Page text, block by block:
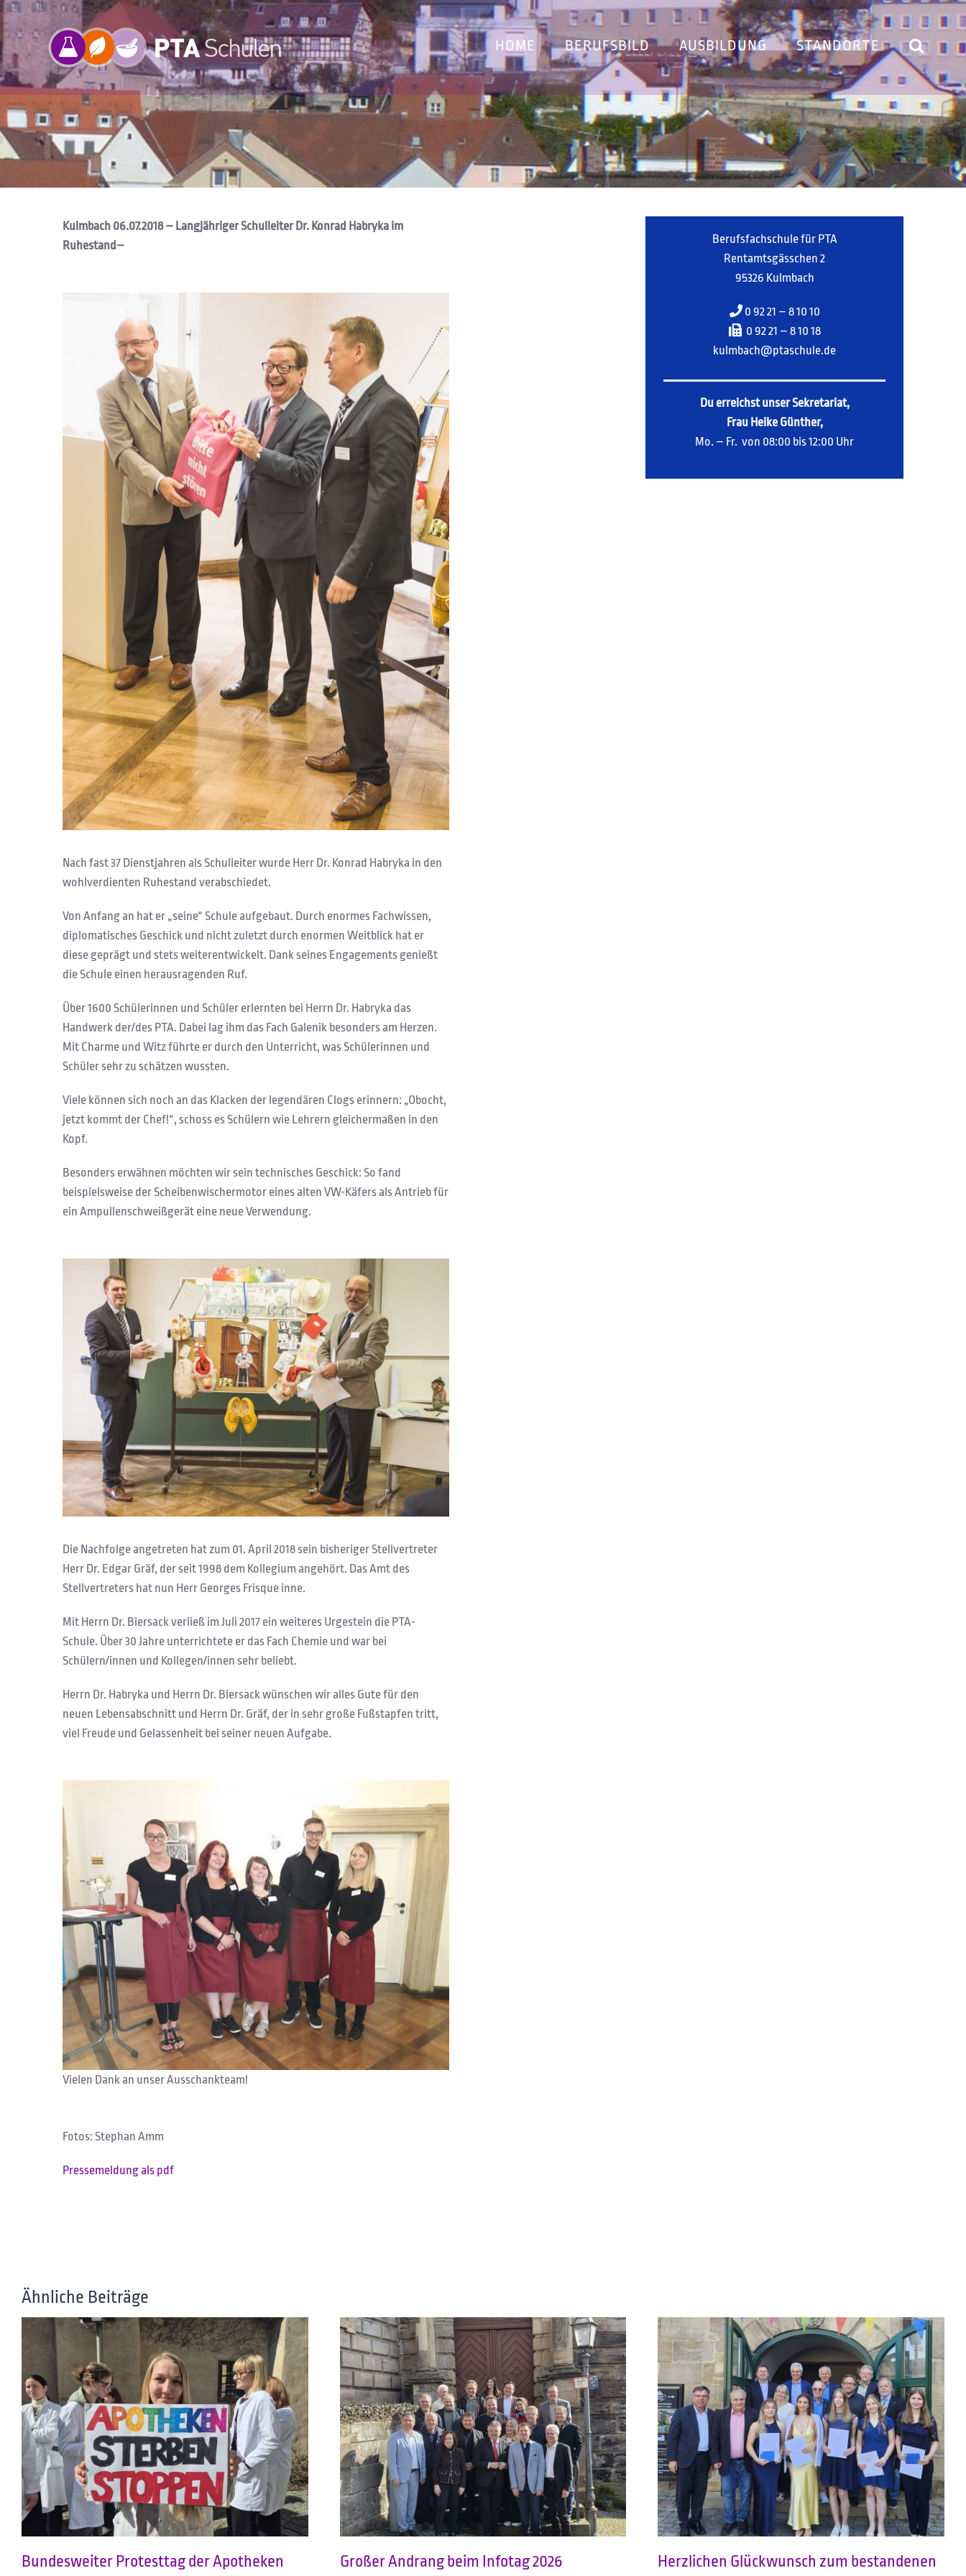
Zum
Inhalt
springen
HOME BERUFSBILD AUSBILDUNG STANDORTE
Kulmbach 06.07.2018 – Langjähriger Schulleiter Dr. Konrad Habryka im
Ruhestand–
Nach fast 37 Dienstjahren als Schulleiter wurde Herr Dr. Konrad Habryka in den
wohlverdienten Ruhestand verabschiedet.
Von Anfang an hat er „seine“ Schule aufgebaut. Durch enormes Fachwissen,
diplomatisches Geschick und nicht zuletzt durch enormen Weitblick hat er
diese geprägt und stets weiterentwickelt. Dank seines Engagements genießt
die Schule einen herausragenden Ruf.
Über 1600 Schülerinnen und Schüler erlernten bei Herrn Dr. Habryka das
Handwerk der/des PTA. Dabei lag ihm das Fach Galenik besonders am Herzen.
Mit Charme und Witz führte er durch den Unterricht, was Schülerinnen und
Schüler sehr zu schätzen wussten.
Viele können sich noch an das Klacken der legendären Clogs erinnern: „Obocht,
jetzt kommt der Chef!“, schoss es Schülern wie Lehrern gleichermaßen in den
Kopf.
Besonders erwähnen möchten wir sein technisches Geschick: So fand
beispielsweise der Scheibenwischermotor eines alten VW-Käfers als Antrieb für
ein Ampullenschweißgerät eine neue Verwendung.
Die Nachfolge angetreten hat zum 01. April 2018 sein bisheriger Stellvertreter
Herr Dr. Edgar Gräf, der seit 1998 dem Kollegium angehört. Das Amt des
Stellvertreters hat nun Herr Georges Frisque inne.
Mit Herrn Dr. Biersack verließ im Juli 2017 ein weiteres Urgestein die PTA-
Schule. Über 30 Jahre unterrichtete er das Fach Chemie und war bei
Schülern/innen und Kollegen/innen sehr beliebt.
Herrn Dr. Habryka und Herrn Dr. Biersack wünschen wir alles Gute für den
neuen Lebensabschnitt und Herrn Dr. Gräf, der in sehr große Fußstapfen tritt,
viel Freude und Gelassenheit bei seiner neuen Aufgabe.
Vielen Dank an unser Ausschankteam!
Fotos: Stephan Amm
Pressemeldung als pdf
Berufsfachschule für PTA
Rentamtsgässchen 2
95326 Kulmbach
0 92 21 – 8 10 10
0 92 21 – 8 10 18
kulmbach@ptaschule.de
Du erreichst unser Sekretariat,
Frau Heike Günther,
Mo. – Fr. von 08:00 bis 12:00 Uhr
Ähnliche Beiträge
Bundesweiter Protesttag der Apotheken Großer Andrang beim Infotag 2026 Herzlichen Glückwunsch zum bestandenen